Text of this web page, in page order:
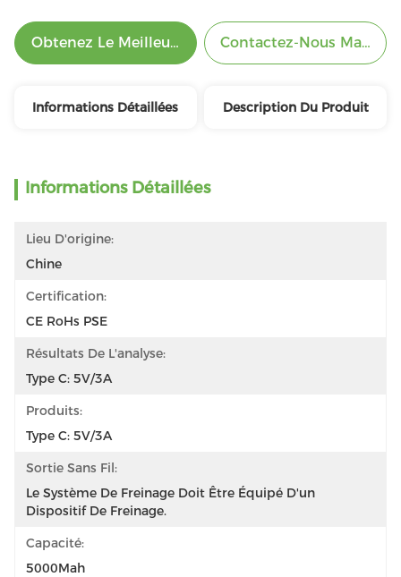
Obtenez Le Meilleur Prix Contactez-Nous
Informations Détaillées Description Du Produit
Informations Détaillées
Lieu D'origine:
Chine
Certification:
CE RoHs PSE
Résultats De L'analyse:
Type C: 5V/3A
Produits:
Type C: 5V/3A
Sortie Sans Fil:
Le Système De Freinage Doit Être Équipé D'un
Dispositif De Freinage.
Capacité:
5000Mah